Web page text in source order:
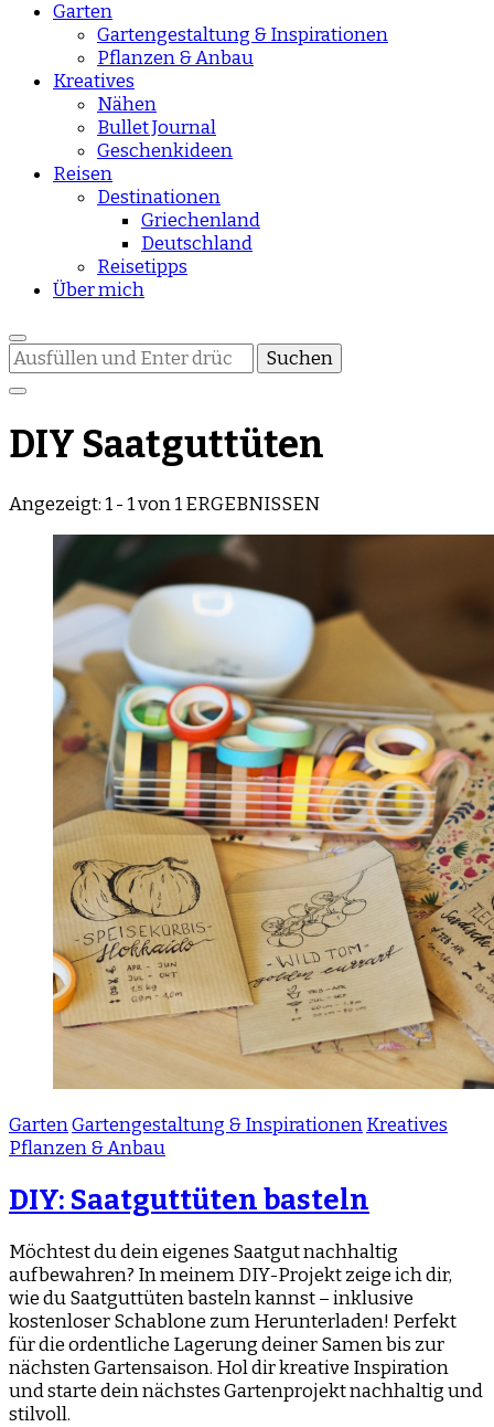
Garten
Gartengestaltung & Inspirationen
Pflanzen & Anbau
Kreatives
Nähen
Bullet Journal
Geschenkideen
Reisen
Destinationen
Griechenland
Deutschland
Reisetipps
Über mich
Suchst
du
nach
DIY Saatguttüten
Angezeigt: 1 - 1 von 1 ERGEBNISSEN
GartenGartengestaltung & InspirationenKreatives
Pflanzen & Anbau
DIY: Saatguttüten basteln
Möchtest du dein eigenes Saatgut nachhaltig
aufbewahren? In meinem DIY-Projekt zeige ich dir,
wie du Saatguttüten basteln kannst – inklusive
kostenloser Schablone zum Herunterladen! Perfekt
für die ordentliche Lagerung deiner Samen bis zur
nächsten Gartensaison. Hol dir kreative Inspiration
und starte dein nächstes Gartenprojekt nachhaltig und
stilvoll.